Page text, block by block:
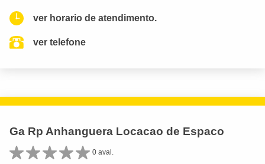
ver horario de atendimento.
ver telefone
Ga Rp Anhanguera Locacao de Espaco
0 aval.